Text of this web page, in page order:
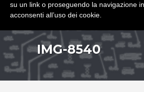
IMG-8540
su un link o proseguendo la navigazione
acconsenti all’uso dei cookie.